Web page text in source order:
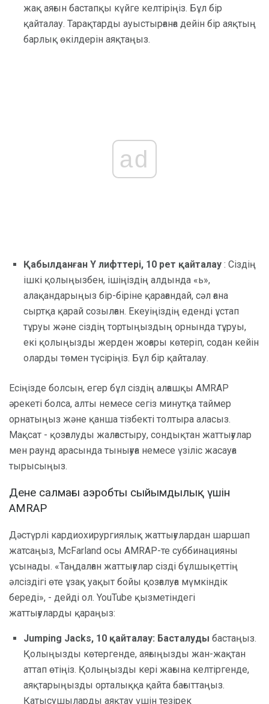
жақ аяғын бастапқы күйге келтіріңіз. Бұл бір
қайталау. Тарақтарды ауыстырғанға дейін бір аяқтың
барлық өкілдерін аяқтаңыз.
ad
Қабылданған Y лифттері, 10 рет қайталау : Сіздің
ішкі қолыңызбен, ішіңіздің алдында «ь»,
алақандарыңыз бір-біріне қарағандай, сәл ғана
сыртқа қарай созылған. Екеуіңіздің еденді ұстап
тұруы және сіздің тортыңыздың орнында тұруы,
екі қолыңызды жерден жоғары көтеріп, содан кейін
оларды төмен түсіріңіз. Бұл бір қайталау.
Есіңізде болсын, егер бұл сіздің алғашқы AMRAP
әрекеті болса, алты немесе сегіз минутқа таймер
орнатыңыз және қанша тізбекті толтыра аласыз.
Мақсат - қозғалуды жалғастыру, сондықтан жаттығулар
мен раунд арасында тынығуға немесе үзіліс жасауға
тырысыңыз.
Дене салмағы аэробты сыйымдылық үшін
AMRAP
Дәстүрлі кардиохирургиялық жаттығулардан шаршап
жатсаңыз, McFarland осы AMRAP-те суббинацияны
ұсынады. «Таңдалған жаттығулар сізді бұлшықеттің
әлсіздігі өте ұзақ уақыт бойы қозғалуға мүмкіндік
береді», - дейді ол. YouTube қызметіндегі
жаттығуларды қараңыз:
Jumping Jacks, 10 қайталау: Басталуды бастаңыз.
Қолыңызды көтергенде, аяғыңызды жан-жақтан
аттап өтіңіз. Қолыңызды кері жағына келтіргенде,
аяқтарыңызды орталыққа қайта бағыттаңыз.
Қатысушыларды аяқтау үшін тезірек